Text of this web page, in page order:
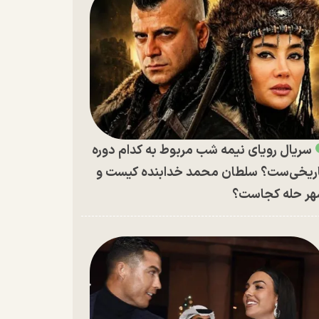
سریال رویای نیمه شب مربوط به کدام دوره
سلطان محمد خدابنده کیست و
حله کجاست؟